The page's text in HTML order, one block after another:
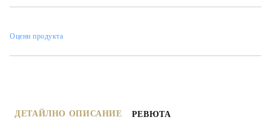
Оцени продукта
ДЕТАЙЛНО ОПИСАНИЕ РЕВЮТА